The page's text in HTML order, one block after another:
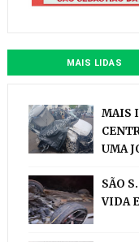
MAIS LIDAS
MAIS
UMA
SÃO
VIDA